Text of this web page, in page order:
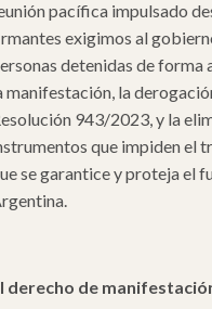
pacífica impulsado
exigimos al
detenidas de forma
manifestación, la
943/2023, y la
que impiden el
se garantice y proteja el
derecho de